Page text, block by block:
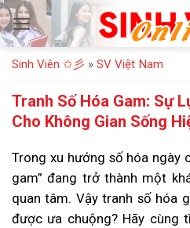
Bỏ
qua
nội
dung
Sinh Viên ✩彡 » SV Việt Nam
Tranh Số Hóa Gam: Sự
Cho Không Gian Sống
Trong xu hướng số hóa ngày
gam” đang trở thành một
quan tâm. Vậy tranh số hóa
được ưa chuộng? Hãy cùng